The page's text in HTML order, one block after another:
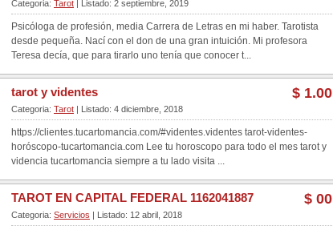
Categoria: Tarot | Listado: 2 septiembre, 2019
Psicóloga de profesión, media Carrera de Letras en mi haber. Tarotista
desde pequeña. Nací con el don de una gran intuición. Mi profesora
Teresa decía, que para tirarlo uno tenía que conocer t...
tarot y videntes $ 1.00
Categoria: Tarot | Listado: 4 diciembre, 2018
https://clientes.tucartomancia.com/#videntes.videntes tarot-videntes-
horóscopo-tucartomancia.com Lee tu horoscopo para todo el mes tarot y
videncia tucartomancia siempre a tu lado visita ...
TAROT EN CAPITAL FEDERAL 1162041887 $ 00
Categoria: Servicios | Listado: 12 abril, 2018